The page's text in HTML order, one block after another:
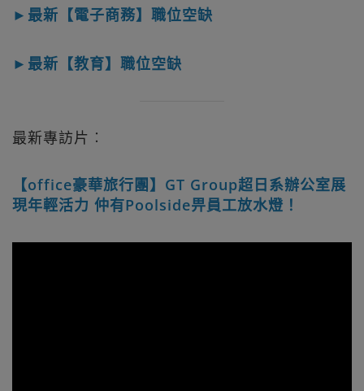
►最新【電子商務】職位空缺
►最新【教育】職位空缺
最新專訪片︰
【office豪華旅行團】GT Group超日系辦公室展
現年輕活力 仲有Poolside畀員工放水燈！